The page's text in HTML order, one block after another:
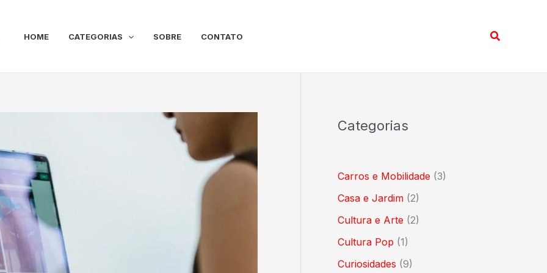
HOME CATEGORIAS SOBRE CONTATO Pesquisar
Categorias
Carros e Mobilidade (3)
Casa e Jardim(2)
Cultura e Arte (2)
Cultura Pop (1)
Curiosidades (9)